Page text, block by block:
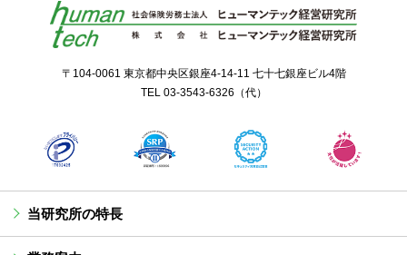
〒104-0061 東京都中央区銀座4-14-11 七十七銀座ビル4階
TEL 03-3543-6326 （代）
当研究所の特長